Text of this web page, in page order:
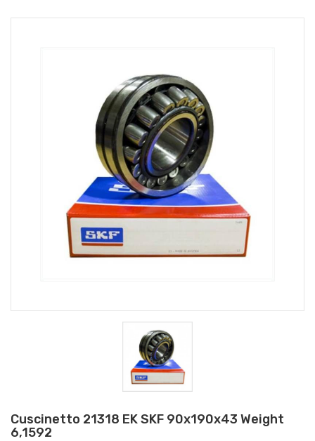
Cuscinetto 21318 EK SKF 90x190x43 Weight
6,1592